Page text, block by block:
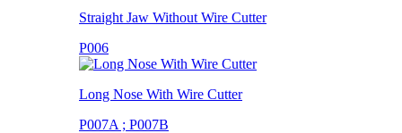
Straight Jaw Without Wire Cutter
P006
Long Nose With Wire Cutter
P007A ; P007B